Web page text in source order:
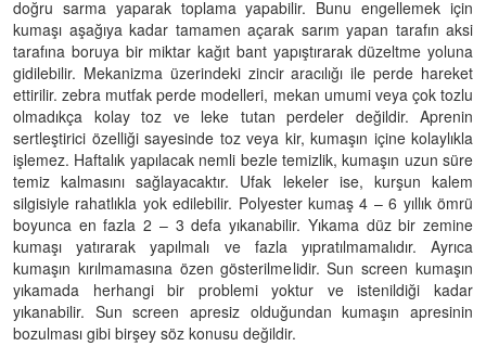
doğru sarma yaparak toplama yapabilir. Bunu engellemek için
kumaşı aşağıya kadar tamamen açarak sarım yapan tarafın aksi
tarafına boruya bir miktar kağıt bant yapıştırarak düzeltme yoluna
gidilebilir. Mekanizma üzerindeki zincir aracılığı ile perde hareket
ettirilir. zebra mutfak perde modelleri, mekan umumi veya çok tozlu
olmadıkça kolay toz ve leke tutan perdeler değildir. Aprenin
sertleştirici özelliği sayesinde toz veya kir, kumaşın içine kolaylıkla
işlemez. Haftalık yapılacak nemli bezle temizlik, kumaşın uzun süre
temiz kalmasını sağlayacaktır. Ufak lekeler ise, kurşun kalem
silgisiyle rahatlıkla yok edilebilir. Polyester kumaş 4 – 6 yıllık ömrü
boyunca en fazla 2 – 3 defa yıkanabilir. Yıkama düz bir zemine
kumaşı yatırarak yapılmalı ve fazla yıpratılmamalıdır. Ayrıca
kumaşın kırılmamasına özen gösterilmelidir. Sun screen kumaşın
yıkamada herhangi bir problemi yoktur ve istenildiği kadar
yıkanabilir. Sun screen apresiz olduğundan kumaşın apresinin
bozulması gibi birşey söz konusu değildir.